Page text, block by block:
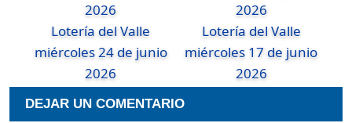
Lotería del Valle
miércoles 24 de junio
2026
Lotería del Valle
miércoles 17 de junio
2026
DEJAR UN COMENTARIO